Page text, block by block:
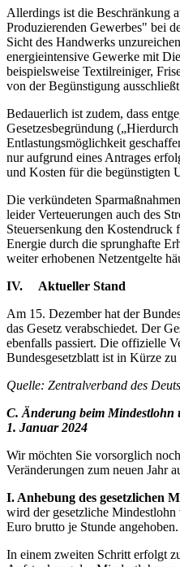
Allerdings ist die Beschränkung
Produzierenden Gewerbes" bei
Sicht des Handwerks
energieintensive Gewerke mit
beispielsweise Textilreiniger,
von der Begünstigung
Bedauerlich ist zudem, dass
Gesetzesbegründung
Entlastungsmöglichkeit
nur aufgrund eines Antrages
und Kosten für die begünstigten
Die verkündeten
leider Verteuerungen auch des
Steuersenkung den
Energie durch die sprunghafte
weiter erhobenen Netzentgelte
IV. Aktueller Stand
Am 15. Dezember hat der
das Gesetz verabschiedet. Der
ebenfalls passiert. Die offizielle
Bundesgesetzblatt ist in Kürze zu
Quelle: Zentralverband des
C. Änderung beim Mindestlohn
1. Januar 2024
Wir möchten Sie vorsorglich
Veränderungen zum neuen Jahr
I. Anhebung des gesetzlichen
wird der gesetzliche
Euro brutto je Stunde angehoben.
In einem zweiten Schritt erfolgt